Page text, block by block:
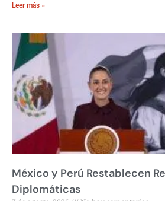
Leer más »
México y Perú Restablecen
Diplomáticas